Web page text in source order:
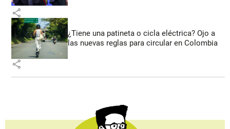
share
¿Tiene una patineta o cicla eléctrica? Ojo a
las nuevas reglas para circular en Colombia
share